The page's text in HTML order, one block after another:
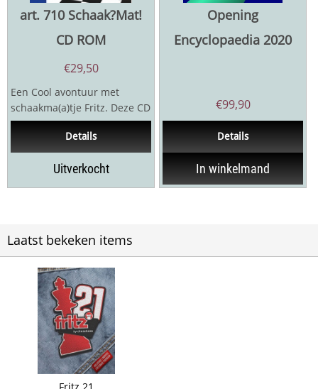
art. 710 Schaak?Mat!
CD ROM
€29,50
Een Cool avontuur met
schaakma(a)tje Fritz. Deze CD
is geschikt voor jonge
kinderen tot een...
Details
Uitverkocht
Opening
Encyclopaedia 2020
€99,90
Details
In winkelmand
Laatst bekeken items